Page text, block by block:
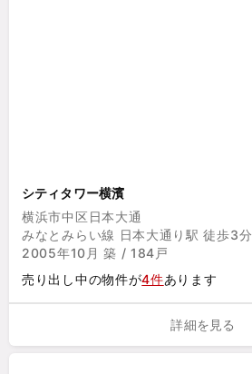
シティタワー横濱
横浜市中区日本大通
みなとみらい線 日本大通り駅 徒歩3分
2005年10月 築 / 184戸
売り出し中の物件が4件あります
詳細を見る